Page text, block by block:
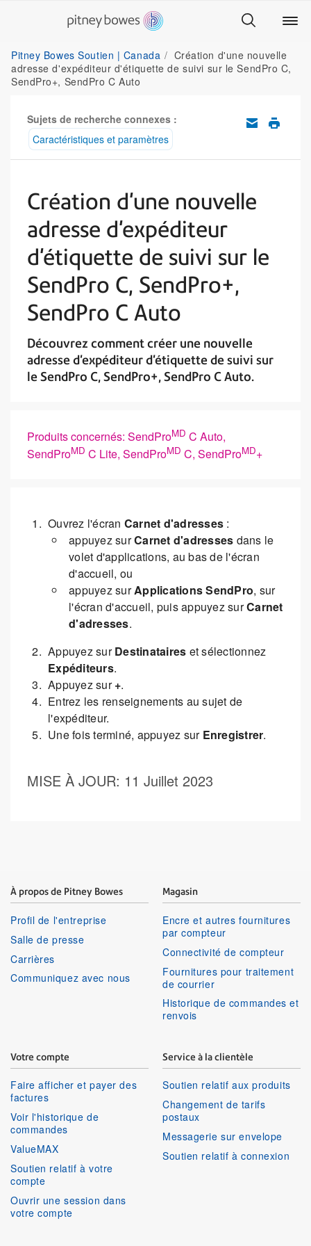
Pitney Bowes Soutien | Canada
Création d'une nouvelle
adresse d'expéditeur d'étiquette de suivi sur le SendPro C,
SendPro+, SendPro C Auto
Sujets de recherche connexes :
Caractéristiques et paramètres
Création d'une nouvelle
adresse d'expéditeur
d'étiquette de suivi sur le
SendPro C, SendPro+,
SendPro C Auto
Découvrez comment créer une nouvelle
adresse d'expéditeur d'étiquette de suivi sur
le SendPro C, SendPro+, SendPro C Auto.
Produits concernés: SendProMD C Auto,
SendProMD C Lite, SendProMD C, SendProMD+
Ouvrez l'écran Carnet d'adresses :
appuyez surCarnet d'adresses dans le
volet d'applications, au bas de l'écran
d'accueil, ou
appuyez surApplications SendPro, sur
l'écran d'accueil, puis appuyez surCarnet
d'adresses.
Appuyez surDestinataires et sélectionnez
Expéditeurs.
Appuyez sur+.
Entrez les renseignements au sujet de
l'expéditeur.
Une fois terminé, appuyez sur Enregistrer.
MISE À JOUR: 11 Juillet 2023
À propos de Pitney Bowes
Profil de l'entreprise
Salle de presse
Carrières
Communiquez avec nous
Magasin
Encre et autres fournitures
par compteur
Connectivité de compteur
Fournitures pour traitement
de courrier
Historique de commandes et
renvois
Votre compte
Faire afficher et payer des
factures
Voir l'historique de
commandes
ValueMAX
Soutien relatif à votre
compte
Ouvrir une session dans
votre compte
Service à la clientèle
Soutien relatif aux produits
Changement de tarifs
postaux
Messagerie sur envelope
Soutien relatif à connexion